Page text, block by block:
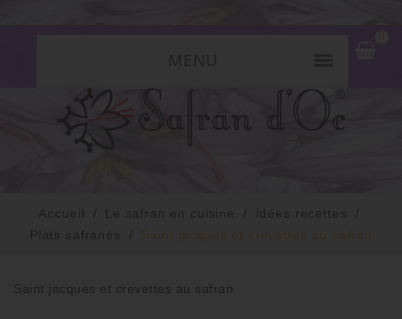
0
Accueil Le safran en cuisine
Idées recettes
Plats safranés
Saint jacques et crevettes au safran
Saint jacques et crevettes au safran